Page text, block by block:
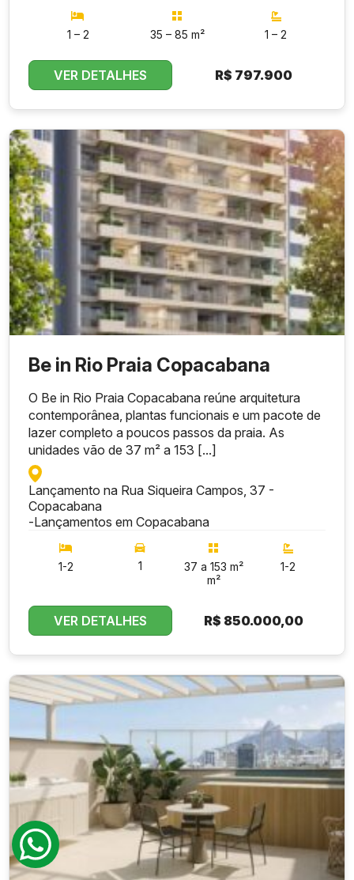
1 – 2 35 – 85 m² 1 – 2
VER DETALHES R$ 797.900
Be in Rio Praia Copacabana
O Be in Rio Praia Copacabana reúne arquitetura
contemporânea, plantas funcionais e um pacote de
lazer completo a poucos passos da praia. As
unidades vão de 37 m² a 153 [...]
Lançamento na Rua Siqueira Campos, 37 -
Copacabana
-Lançamentos em Copacabana
1-2 1
37 a 153 m²
m²
1-2
VER DETALHES R$ 850.000,00